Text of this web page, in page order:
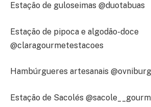
Estação de guloseimas @duotabuas
Estação de pipoca e algodão-doce
@claragourmetestacoes
Hambúrgueres artesanais
Estação de Sacolés